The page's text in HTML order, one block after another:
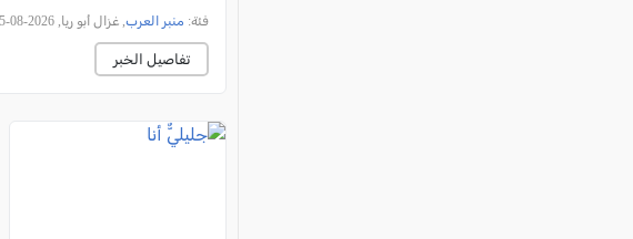
فئة: منبر العرب, غزال أبو ريا, 2026-08-05 22:16:04
تفاصيل الخبر